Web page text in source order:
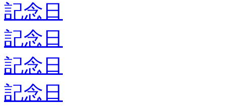
記念日
記念日
記念日
記念日